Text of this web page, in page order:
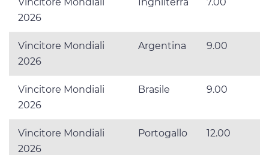
2026
Vincitore Mondiali
2026
Argentina 9.00
Vincitore Mondiali
2026
Brasile 9.00
Vincitore Mondiali
2026
Portogallo 12.00